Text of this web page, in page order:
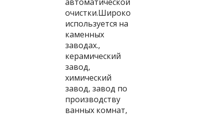
очистки.Широко
используется на
каменных
заводах.,
керамический
завод,
химический
завод, завод по
производству
ванных комнат,